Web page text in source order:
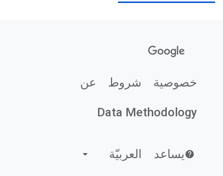
خصوصية شروط عن
Data Methodology
يساعد